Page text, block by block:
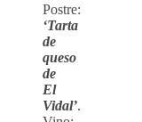
Postre:
‘Tarta
de
queso
de
El
Vidal’.